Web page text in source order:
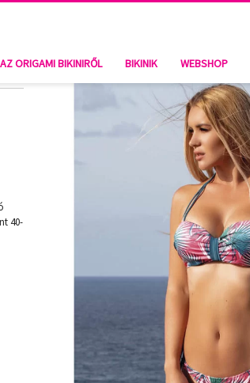
AZ ORIGAMI BIKINIRŐL BIKINIK WEBSHOP
40-